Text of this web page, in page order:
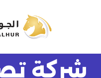
شركة